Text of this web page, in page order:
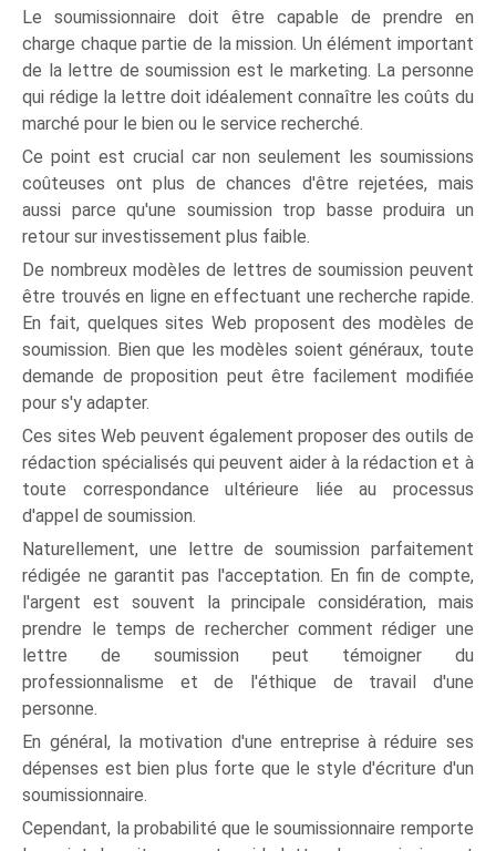
Le soumissionnaire doit être capable de prendre en
charge chaque partie de la mission. Un élément important
de la lettre de soumission est le marketing. La personne
qui rédige la lettre doit idéalement connaître les coûts du
marché pour le bien ou le service recherché.
Ce point est crucial car non seulement les soumissions
coûteuses ont plus de chances d'être rejetées, mais
aussi parce qu'une soumission trop basse produira un
retour sur investissement plus faible.
De nombreux modèles de lettres de soumission peuvent
être trouvés en ligne en effectuant une recherche rapide.
En fait, quelques sites Web proposent des modèles de
soumission. Bien que les modèles soient généraux, toute
demande de proposition peut être facilement modifiée
pour s'y adapter.
Ces sites Web peuvent également proposer des outils de
rédaction spécialisés qui peuvent aider à la rédaction et à
toute correspondance ultérieure liée au processus
d'appel de soumission.
Naturellement, une lettre de soumission parfaitement
rédigée ne garantit pas l'acceptation. En fin de compte,
l'argent est souvent la principale considération, mais
prendre le temps de rechercher comment rédiger une
lettre de soumission peut témoigner du
professionnalisme et de l'éthique de travail d'une
personne.
En général, la motivation d'une entreprise à réduire ses
dépenses est bien plus forte que le style d'écriture d'un
soumissionnaire.
Cependant, la probabilité que le soumissionnaire remporte